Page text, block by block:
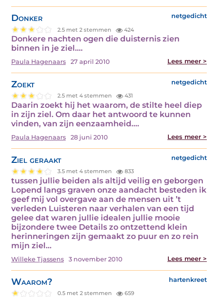
Donker netgedicht
2.5 met 2 stemmen 424
Donkere nachten ogen die duisternis zien
binnen in je ziel.…
Paula Hagenaars 27 april 2010 Lees meer >
Zoekt netgedicht
2.5 met 4 stemmen 431
Daarin zoekt hij het waarom, de stilte heel diep
in zijn ziel. Om daar het antwoord te kunnen
vinden, van zijn eenzaamheid.…
Paula Hagenaars 28 juni 2010 Lees meer >
Ziel geraakt netgedicht
3.5 met 4 stemmen 833
tussen jullie beiden als altijd veilig en geborgen
Lopend langs graven onze aandacht besteden ik
geef mij vol overgave aan de mensen uit ’t
verleden Luisteren naar verhalen van een tijd
gelee dat waren jullie idealen jullie mooie
bijzondere twee Details zo ontzettend klein
herinneringen zijn gemaakt zo puur en zo rein
mijn ziel…
Willeke Tjassens 3 november 2010 Lees meer >
Waarom? hartenkreet
0.5 met 2 stemmen 659